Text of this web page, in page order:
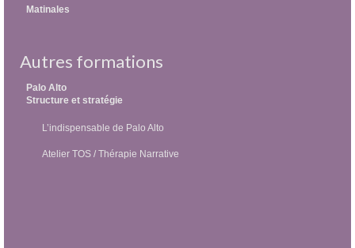
Matinales
Autres formations
Palo Alto
Structure et stratégie
L’indispensable de Palo Alto
Atelier TOS / Thérapie Narrative